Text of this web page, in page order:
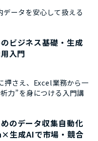
ータを安心して扱える
ビジネス基礎・生成
入門
押さえ、Excel業務から一
力”を身につける入門講
のデータ収集自動化
生成AIで市場・競合